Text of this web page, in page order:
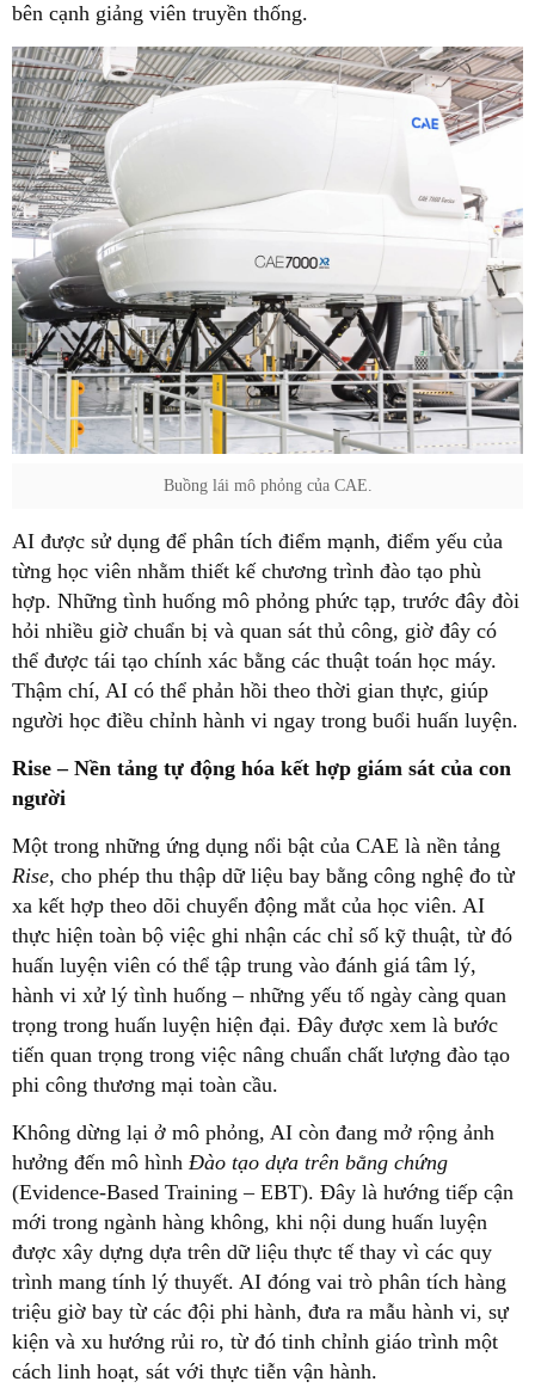
bên cạnh giảng viên truyền thống.
Buồng lái mô phỏng của CAE.
AI được sử dụng để phân tích điểm mạnh, điểm yếu của
từng học viên nhằm thiết kế chương trình đào tạo phù
hợp. Những tình huống mô phỏng phức tạp, trước đây đòi
hỏi nhiều giờ chuẩn bị và quan sát thủ công, giờ đây có
thể được tái tạo chính xác bằng các thuật toán học máy.
Thậm chí, AI có thể phản hồi theo thời gian thực, giúp
người học điều chỉnh hành vi ngay trong buổi huấn luyện.
Rise – Nền tảng tự động hóa kết hợp giám sát của con
người
Một trong những ứng dụng nổi bật của CAE là nền tảng
Rise, cho phép thu thập dữ liệu bay bằng công nghệ đo từ
xa kết hợp theo dõi chuyển động mắt của học viên. AI
thực hiện toàn bộ việc ghi nhận các chỉ số kỹ thuật, từ đó
huấn luyện viên có thể tập trung vào đánh giá tâm lý,
hành vi xử lý tình huống – những yếu tố ngày càng quan
trọng trong huấn luyện hiện đại. Đây được xem là bước
tiến quan trọng trong việc nâng chuẩn chất lượng đào tạo
phi công thương mại toàn cầu.
Không dừng lại ở mô phỏng, AI còn đang mở rộng ảnh
hưởng đến mô hình Đào tạo dựa trên bằng chứng
(Evidence-Based Training – EBT). Đây là hướng tiếp cận
mới trong ngành hàng không, khi nội dung huấn luyện
được xây dựng dựa trên dữ liệu thực tế thay vì các quy
trình mang tính lý thuyết. AI đóng vai trò phân tích hàng
triệu giờ bay từ các đội phi hành, đưa ra mẫu hành vi, sự
kiện và xu hướng rủi ro, từ đó tinh chỉnh giáo trình một
cách linh hoạt, sát với thực tiễn vận hành.